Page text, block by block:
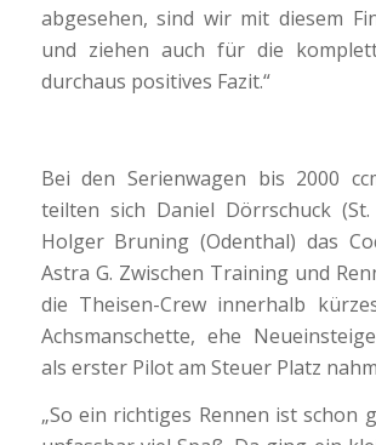
abgesehen, sind wir mit diesem
und ziehen auch für die
durchaus positives Fazit.“
Bei den Serienwagen bis 2000
teilten sich Daniel Dörrschuck
Holger Bruning (Odenthal) das
Astra G. Zwischen Training und
die Theisen-Crew innerhalb
Achsmanschette, ehe
als erster Pilot am Steuer Platz
„So ein richtiges Rennen ist schon